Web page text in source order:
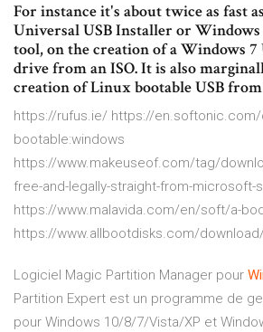
For instance it's about twice as fast
Universal USB Installer or Windows
tool, on the creation of a Windows
drive from an ISO. It is also
creation of Linux bootable USB from
https://rufus.ie/ https://
bootable:windows
https://www.makeuseof.com/tag/
free-and-legally-straight-from-microsoft-
https://www.malavida.com/en/soft/a-
https://www.allbootdisks.com/
Logiciel Magic Partition Manager pour
Partition Expert est un programme de
pour Windows 10/8/7/Vista/XP et